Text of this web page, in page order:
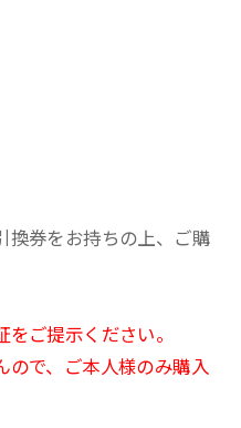
換券をお持ちの上、ご購
ご提示ください。
で、ご本人様のみ購入